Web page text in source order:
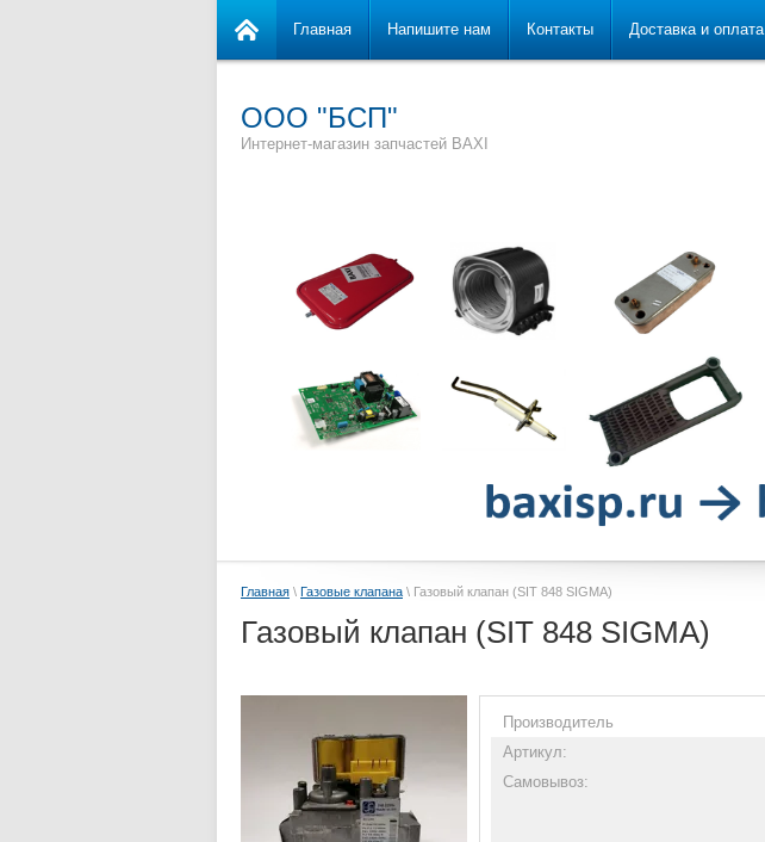
ООО "БСП"
Интернет-магазин запчастей BAXI
Главная Напишите нам Контакты Доставка и оплата
Главная \ Газовые клапана \ Газовый клапан (SIT 848 SIGMA)
Газовый клапан (SIT 848 SIGMA)
Производитель
Артикул:
Самовывоз: